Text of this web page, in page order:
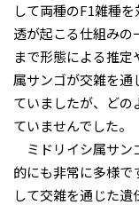
して両種のF1雑種
透が起こる仕組み
まで形態による推
属サンゴが交雑を通
ていましたが、どの
ていませんでした。
ミドリイシ属サン
的にも非常に多様で
して交雑を通じた